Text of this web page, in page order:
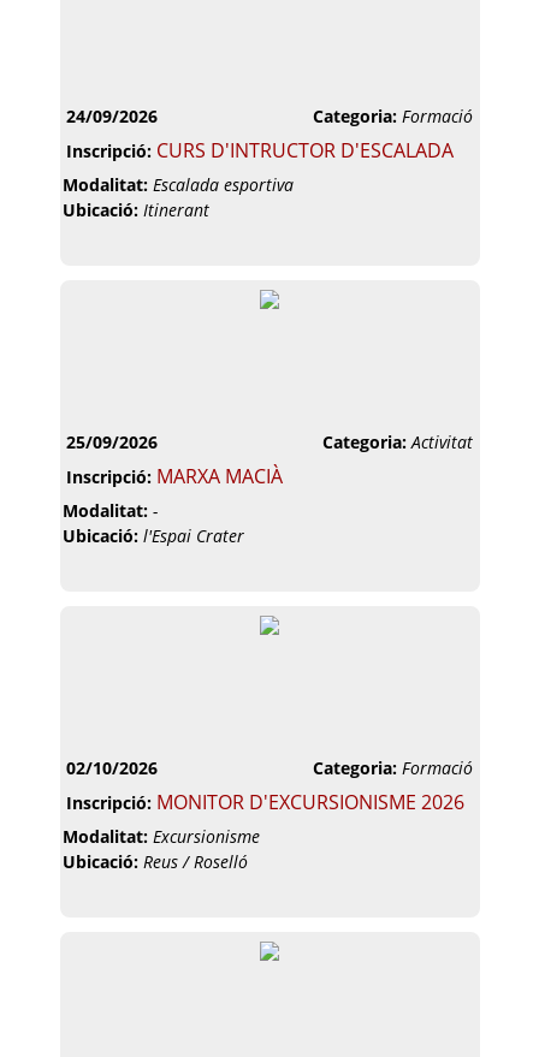
24/09/2026 Categoria: Formació
Inscripció: CURS D'INTRUCTOR D'ESCALADA
Modalitat: Escalada esportiva
Ubicació: Itinerant
25/09/2026 Categoria: Activitat
Inscripció: MARXA MACIÀ
Modalitat: -
Ubicació: l'Espai Crater
02/10/2026 Categoria: Formació
Inscripció: MONITOR D'EXCURSIONISME 2026
Modalitat: Excursionisme
Ubicació: Reus / Roselló